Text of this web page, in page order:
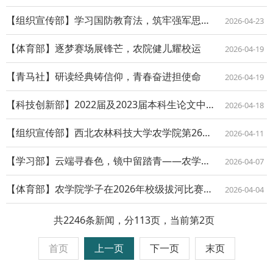
【组织宣传部】学习国防教育法，筑牢强军思想根基 2026-04-23
【体育部】逐梦赛场展锋芒，农院健儿耀校运 2026-04-19
【青马社】研读经典铸信仰，青春奋进担使命 2026-04-19
【科技创新部】2022届及2023届本科生论文中期答辩顺利完成 2026-04-18
【组织宣传部】西北农林科技大学农学院第26期第4次团课成功召开 2026-04-11
【学习部】云端寻春色，镜中留踏青——农学院清明摄影征集活动圆满落幕 2026-04-07
【体育部】农学院学子在2026年校级拔河比赛中斩获双奖 2026-04-04
共2246条新闻，分113页，当前第2页
首页 上一页 下一页 末页